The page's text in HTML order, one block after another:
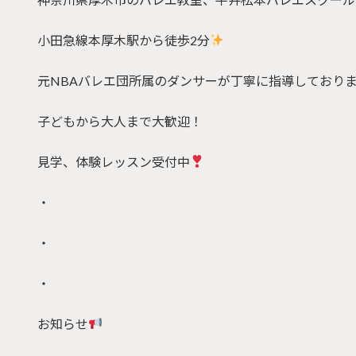
小田急線本厚木駅から徒歩2分
元NBAバレエ団所属のダンサーが丁寧に指導しており
子どもから大人まで大歓迎！
見学、体験レッスン受付中
・
・
・
お知らせ